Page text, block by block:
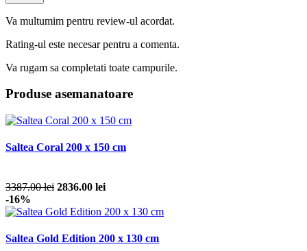
Va multumim pentru review-ul acordat.
Rating-ul este necesar pentru a comenta.
Va rugam sa completati toate campurile.
Produse asemanatoare
Saltea Coral 200 x 150 cm
3387.00 lei 2836.00 lei
-16%
Saltea Gold Edition 200 x 130 cm